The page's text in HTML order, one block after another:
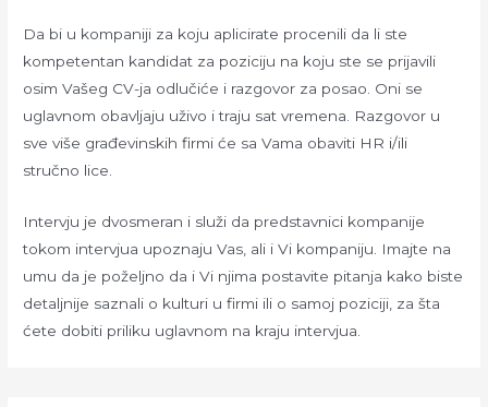
Da bi u kompaniji za koju aplicirate procenili da li ste
kompetentan kandidat za poziciju na koju ste se prijavili
osim Vašeg CV-ja odlučiće i razgovor za posao. Oni se
uglavnom obavljaju uživo i traju sat vremena. Razgovor u
sve više građevinskih firmi će sa Vama obaviti HR i/ili
stručno lice.
Intervju je dvosmeran i služi da predstavnici kompanije
tokom intervjua upoznaju Vas, ali i Vi kompaniju. Imajte na
umu da je poželjno da i Vi njima postavite pitanja kako biste
detaljnije saznali o kulturi u firmi ili o samoj poziciji, za šta
ćete dobiti priliku uglavnom na kraju intervjua.